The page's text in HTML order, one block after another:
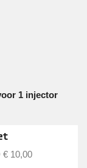
1 injector
€ 10,00